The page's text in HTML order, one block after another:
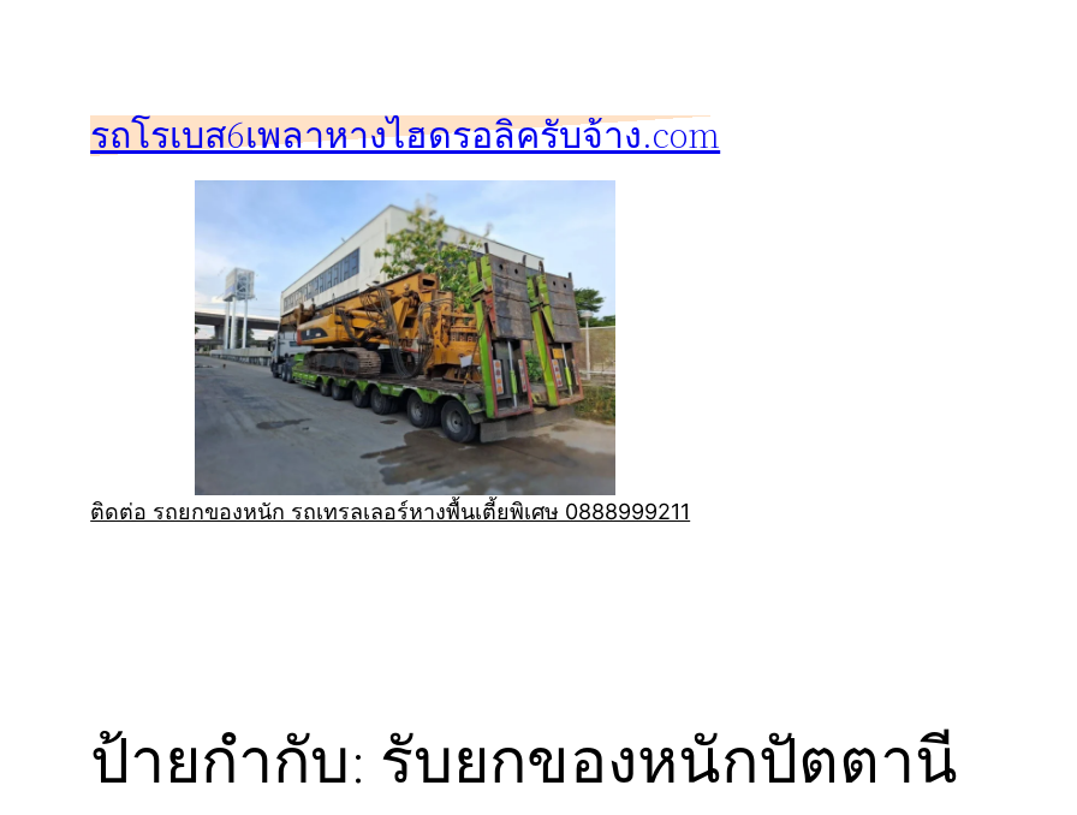
รถโรเบส6เพลาหางไฮดรอลิครับจ้าง.com
ติดต่อ รถยกของหนัก รถเทรลเลอร์หางพื้นเตี้ยพิเศษ 0888999211
ป้ายกำกับ: รับยกของหนักปัตตานี